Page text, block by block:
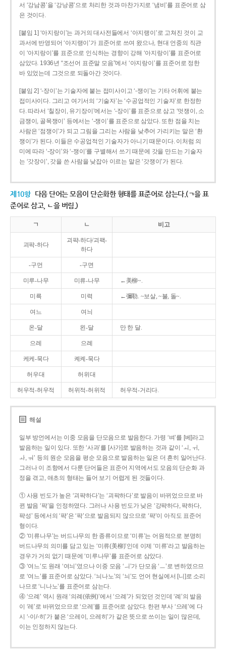
서 ‘강남콩’을 ‘강낭콩’으로 처리한 것과 마찬가지로 ‘냄비’를 표준어로 삼
은 것이다.
[붙임 1] ‘아지랑이’는 과거의 대사전들에서 ‘아지랭이’로 고쳐진 것이 교
과서에 반영되어 ‘아지랭이’가 표준어로 쓰여 왔으나, 현대 언중의 직관
이 ‘아지랑이’를 표준으로 인식하는 경향이 강해 ‘아지랑이’를 표준어로
삼았다. 1936년 “조선어 표준말 모음”에서 ‘아지랑이’를 표준어로 정한
바 있었는데 그것으로 되돌아간 것이다.
[붙임 2] ‘-장이’는 기술자에 붙는 접미사이고 ‘-쟁이’는 기타 어휘에 붙는
접미사이다. 그리고 여기서의 ‘기술자’는 ‘수공업적인 기술자’로 한정한
다. 따라서 ‘칠장이, 유기장이’에서는 ‘-장이’를 표준으로 삼고 ‘멋쟁이, 소
금쟁이, 골목쟁이’ 등에서는 ‘-쟁이’를 표준으로 삼았다. 또한 점을 치는
사람은 ‘점쟁이’가 되고 그림을 그리는 사람을 낮추어 가리키는 말은 ‘환
쟁이’가 된다. 이들은 수공업적인 기술자가 아니기 때문이다. 이처럼 의
미에 따라 ‘-장이’와 ‘-쟁이’를 구별해서 쓰기 때문에 갓을 만드는 기술자
는 ‘갓장이’, 갓을 쓴 사람을 낮잡아 이르는 말은 ‘갓쟁이’가 된다.
제10항 다음 단어는 모음이 단순화한 형태를 표준어로 삼는다.(ㄱ을 표
준어로 삼고, ㄴ을 버림.)
ㄱ ㄴ 비고
괴팍-하다
괴퍅-하다/괴팩-
하다
-구먼 -구면
미루-나무 미류-나무 ←美柳~.
미륵 미력 ←彌勒. ~보살, ~불, 돌~.
여느 여늬
온-달 왼-달 만 한 달.
으레 으례
케케-묵다 켸켸-묵다
허우대 허위대
허우적-허우적 허위적-허위적 허우적-거리다.
해설
일부 방언에서는 이중 모음을 단모음으로 발음한다. 가령 ‘벼’를 [베]라고
발음하는 일이 있다. 또한 ‘사과’를 [사가]로 발음하는 것과 같이 ‘ㅚ, ㅟ,
ㅘ, ㅝ’ 등의 원순 모음을 평순 모음으로 발음하는 일은 더 흔히 일어난다.
그러나 이 조항에서 다룬 단어들은 표준어 지역에서도 모음의 단순화 과
정을 겪고, 애초의 형태는 들어 보기 어렵게 된 것들이다.
① 사용 빈도가 높은 ‘괴퍅하다’는 ‘괴팍하다’로 발음이 바뀌었으므로 바
뀐 발음 ‘팍’을 인정하였다. 그러나 사용 빈도가 낮은 ‘강퍅하다, 퍅하다,
퍅성’ 등에서의 ‘퍅’은 ‘팍’으로 발음되지 않으므로 ‘퍅’이 아직도 표준어
형이다.
② ‘미류나무’는 버드나무의 한 종류이므로 ‘미류’는 어원적으로 분명히
버드나무의 의미를 담고 있는 ‘미류(美柳)’인데 이제 ‘미류’라고 발음하는
경우가 거의 없기 때문에 ‘미루나무’를 표준어로 삼았다.
③ ‘여느’도 원래 ‘여늬’였으나 이중 모음 ‘ㅢ’가 단모음 ‘ㅡ’로 변하였으므
로 ‘여느’를 표준어로 삼았다. ‘늬나노’의 ‘늬’도 언어 현실에서 [니]로 소리
나므로 ‘니나노’를 표준어로 삼는다.
④ ‘으례’ 역시 원래 ‘의례(依例)’에서 ‘으례’가 되었던 것인데 ‘례’의 발음
이 ‘레’로 바뀌었으므로 ‘으레’를 표준어로 삼았다. 한편 부사 ‘으레’에 다
시 ‘-이/-히’가 붙은 ‘으레이, 으레히’가 같은 뜻으로 쓰이는 일이 많은데,
이는 인정하지 않는다.